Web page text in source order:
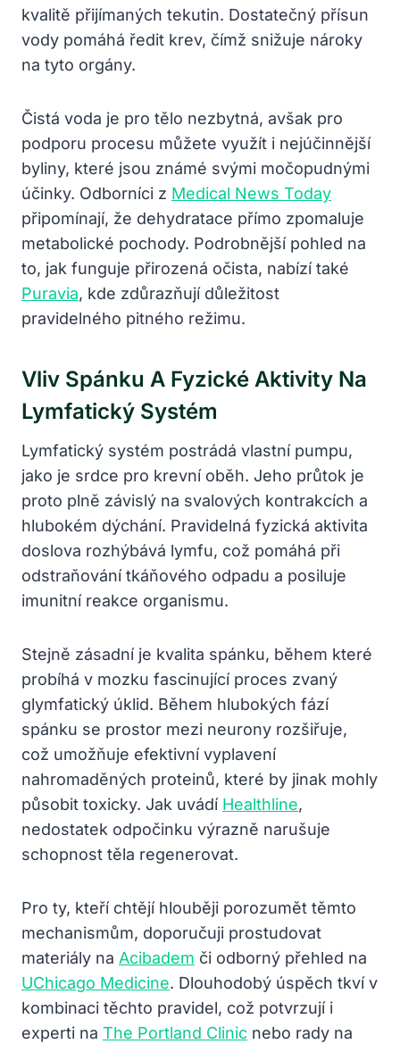
kvalitě přijímaných tekutin. Dostatečný přísun
vody pomáhá ředit krev, čímž snižuje nároky
na tyto orgány.
Čistá voda je pro tělo nezbytná, avšak pro
podporu procesu můžete využít i nejúčinnější
byliny, které jsou známé svými močopudnými
účinky. Odborníci z Medical News Today
připomínají, že dehydratace přímo zpomaluje
metabolické pochody. Podrobnější pohled na
to, jak funguje přirozená očista, nabízí také
Puravia, kde zdůrazňují důležitost
pravidelného pitného režimu.
Vliv Spánku A Fyzické Aktivity Na
Lymfatický Systém
Lymfatický systém postrádá vlastní pumpu,
jako je srdce pro krevní oběh. Jeho průtok je
proto plně závislý na svalových kontrakcích a
hlubokém dýchání. Pravidelná fyzická aktivita
doslova rozhýbává lymfu, což pomáhá při
odstraňování tkáňového odpadu a posiluje
imunitní reakce organismu.
Stejně zásadní je kvalita spánku, během které
probíhá v mozku fascinující proces zvaný
glymfatický úklid. Během hlubokých fází
spánku se prostor mezi neurony rozšiřuje,
což umožňuje efektivní vyplavení
nahromaděných proteinů, které by jinak mohly
působit toxicky. Jak uvádí Healthline,
nedostatek odpočinku výrazně narušuje
schopnost těla regenerovat.
Pro ty, kteří chtějí hlouběji porozumět těmto
mechanismům, doporučuji prostudovat
materiály na Acibadem či odborný přehled na
UChicago Medicine. Dlouhodobý úspěch tkví v
kombinaci těchto pravidel, což potvrzují i
experti na The Portland Clinic nebo rady na